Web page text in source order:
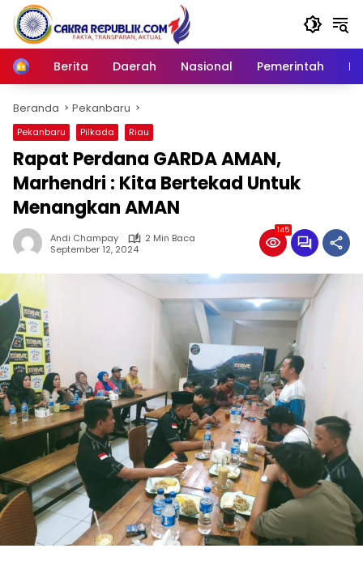
Langsung
konten
Home
Berita Daerah Nasional Pemerintah
Beranda Pekanbaru
Pekanbaru Pilkada Riau
Rapat Perdana GARDA AMAN,
Marhendri : Kita Bertekad Untuk
Menangkan AMAN
Andi Champay
2 Min Baca
September 12, 2024
145